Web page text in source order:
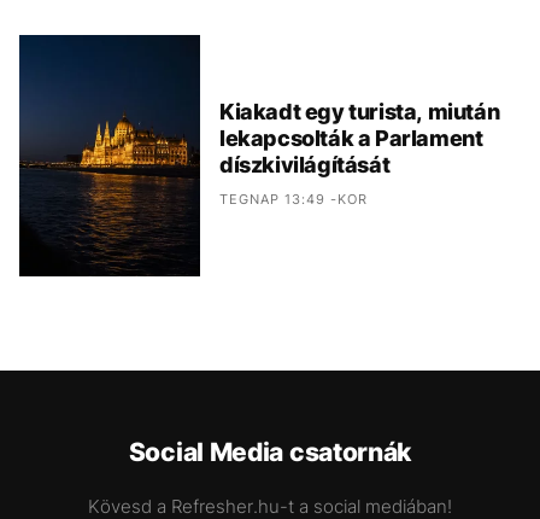
Kiakadt egy turista, miután
lekapcsolták a Parlament
díszkivilágítását
TEGNAP 13:49 -KOR
Social Media csatornák
Kövesd a Refresher.hu-t a social mediában!